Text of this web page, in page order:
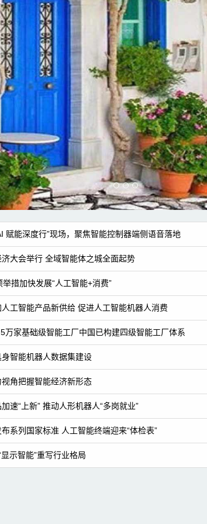
赋能深度行”现场，聚焦智能控制器端侧语音落地
大会举行 全域智能体之城全面起势
措加快发展“人工智能+消费”
人工智能产品新供给 促进人工智能机器人消费
万家基础级智能工厂中国已构建四级智能工厂体系
智能机器人数据集建设
视角把握智能经济新形态
速“上新” 推动人形机器人“多岗就业”
系列国家标准 人工智能终端迎来“体检表”
示智能”重写行业格局